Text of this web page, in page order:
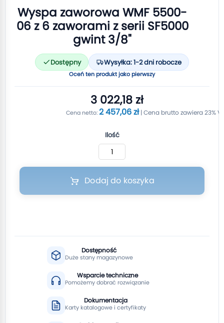
Wyspa zaworowa WMF 5500-
06 z 6 zaworami z serii SF5000
gwint 3/8"
Dostępny Wysyłka: 1-2 dni robocze
Oceń ten produkt jako pierwszy
3 022,18 zł
2 457,06 zł
Ilość
Dodaj do koszyka
Dostępność
Duże stany magazynowe
Wsparcie techniczne
Pomożemy dobrać rozwiązanie
Dokumentacja
Karty katalogowe i certyfikaty